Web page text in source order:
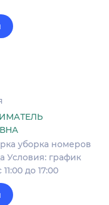
уборка номеров
Условия: график
до 17:00